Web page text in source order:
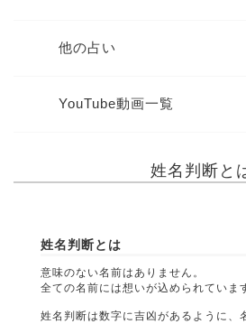
他の占い
YouTube動画一覧
姓名判断と
姓名判断とは
意味のない名前はありません。
全ての名前には想いが込められていま
姓名判断は数字に吉凶があるように、